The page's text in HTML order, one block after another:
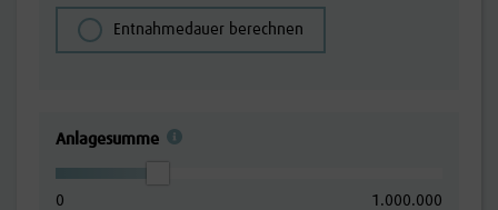
Entnahmedauer berechnen
Anlagesumme
0 1.000.000